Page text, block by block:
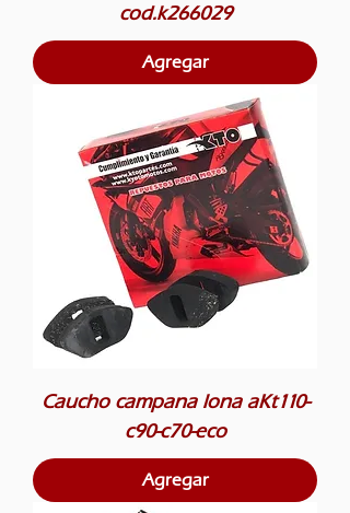
cod.k266029
Agregar
Caucho campana lona aKt110-
c90-c70-eco
Agregar